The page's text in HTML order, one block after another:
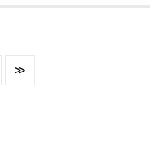
、お電話にてお願い致しま
≫